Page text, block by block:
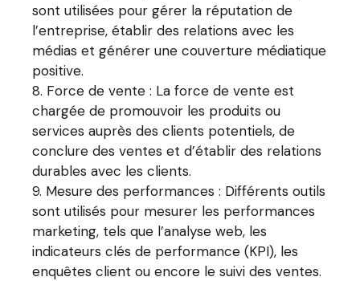
sont utilisées pour gérer la réputation de
l’entreprise, établir des relations avec les
médias et générer une couverture médiatique
positive.
Force de vente : La force de vente est
chargée de promouvoir les produits ou
services auprès des clients potentiels, de
conclure des ventes et d’établir des relations
durables avec les clients.
Mesure des performances : Différents outils
sont utilisés pour mesurer les performances
marketing, tels que l’analyse web, les
indicateurs clés de performance (KPI), les
enquêtes client ou encore le suivi des ventes.